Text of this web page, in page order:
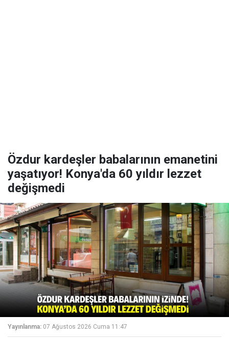
Özdur kardeşler babalarının emanetini
yaşatıyor! Konya'da 60 yıldır lezzet
değişmedi
Yayınlanma: 07 Ağustos 2026 Cuma 11:47